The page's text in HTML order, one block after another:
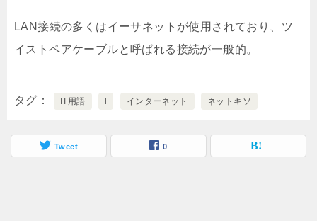
LAN接続の多くはイーサネットが使用されており、ツ
イストペアケーブルと呼ばれる接続が一般的。
タグ IT用語 インターネット ネットキソ
Tweet 0